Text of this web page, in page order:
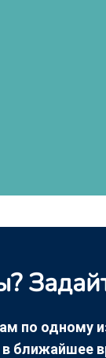
по одному
ближайшее